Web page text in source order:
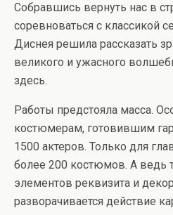
Собравшись вернуть нас в
соревноваться с классикой
Диснея решила рассказать
великого и ужасного
здесь.
Работы предстояла масса.
костюмерам, готовившим
1500 актеров. Только для
более 200 костюмов. А ведь
элементов реквизита и
разворачивается действие